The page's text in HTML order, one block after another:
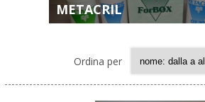
METACRIL
Ordina per